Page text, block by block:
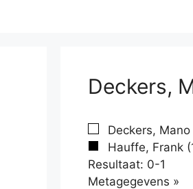
Deckers,
Deckers,
Hauffe, Frank
Resultaat: 0-1
Metagegevens »